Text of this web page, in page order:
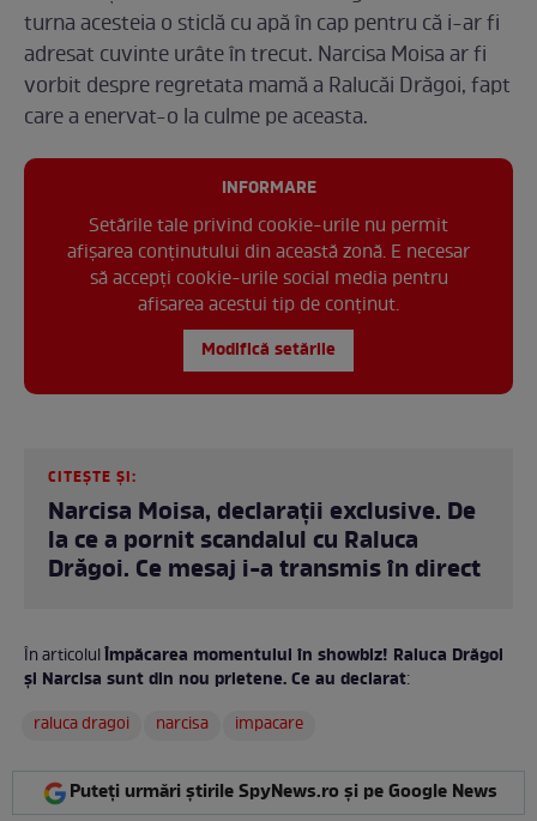
turna acesteia o sticlă cu apă în cap pentru că i-ar fi
adresat cuvinte urâte în trecut. Narcisa Moisa ar fi
vorbit despre regretata mamă a Ralucăi Drăgoi, fapt
care a enervat-o la culme pe aceasta.
INFORMARE
Setările tale privind cookie-urile nu permit
afișarea conținutului din această zonă. E necesar
să accepți cookie-urile social media pentru
afisarea acestui tip de conținut.
Modifică setările
CITEȘTE ȘI:
Narcisa Moisa, declarații exclusive. De
la ce a pornit scandalul cu Raluca
Drăgoi. Ce mesaj i-a transmis în direct
În articolulÎmpăcarea momentului în showbiz! Raluca Drăgoi
și Narcisa sunt din nou prietene. Ce au declarat:
raluca dragoi
narcisa impacare
Puteți urmări știrile SpyNews.ro și pe Google News